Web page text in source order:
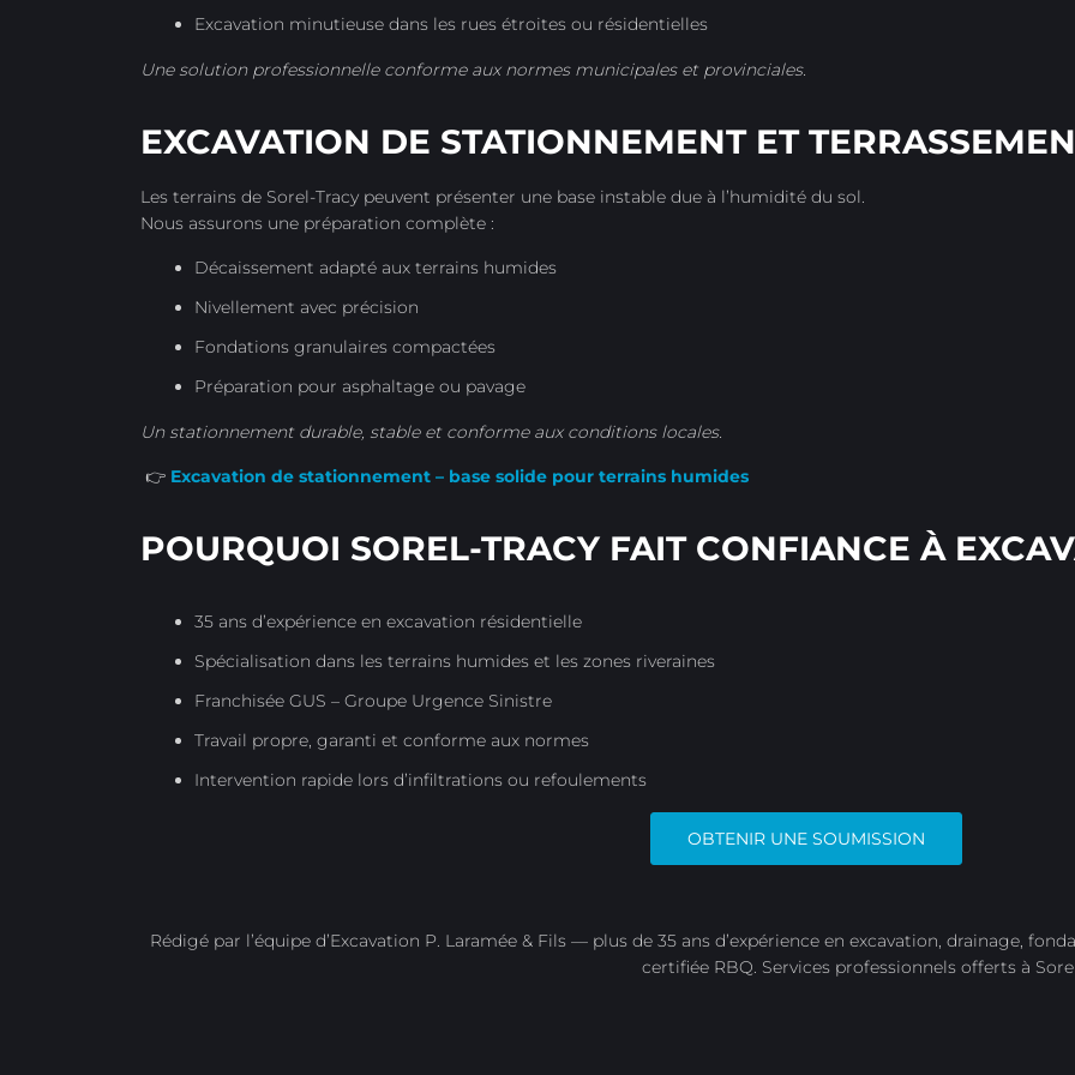
Excavation minutieuse dans les rues étroites ou résidentielles
Une solution professionnelle conforme aux normes municipales et provinciales.
EXCAVATION DE STATIONNEMENT ET
Les terrains de Sorel-Tracy peuvent présenter une base instable due à l’humidité du sol.
Nous assurons une préparation complète :
Décaissement adapté aux terrains humides
Nivellement avec précision
Fondations granulaires compactées
Préparation pour asphaltage ou pavage
Un stationnement durable, stable et conforme aux conditions locales.
👉 Excavation de stationnement – base solide pour terrains humides
POURQUOI SOREL-TRACY FAIT CONFIANCE À
35 ans d’expérience en excavation résidentielle
Spécialisation dans les terrains humides et les zones riveraines
Franchisée GUS – Groupe Urgence Sinistre
Travail propre, garanti et conforme aux normes
Intervention rapide lors d’infiltrations ou refoulements
OBTENIR UNE SOUMISSION
Rédigé par l’équipe d’Excavation P. Laramée & Fils — plus de 35 ans d’expérience en excavation, drainage,
certifiée RBQ. Services professionnels offerts à